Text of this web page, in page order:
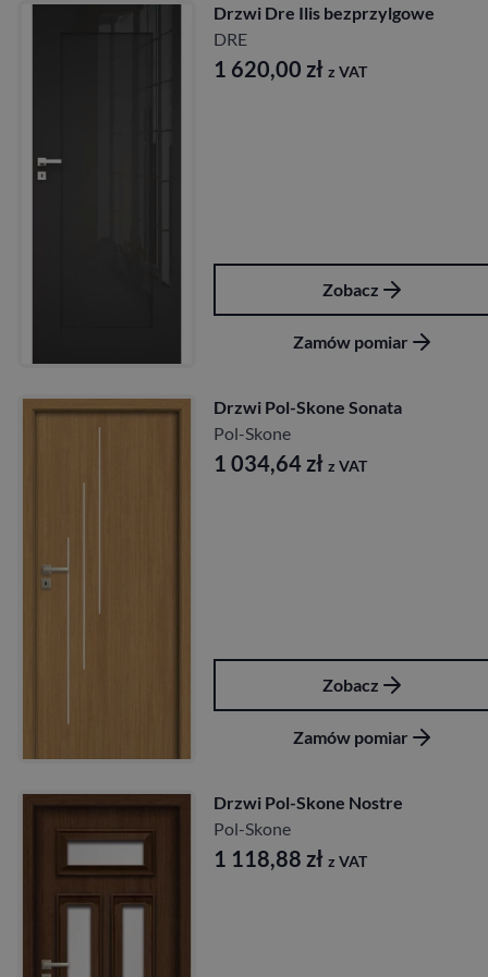
Drzwi Dre Ilis bezprzylgowe
DRE
1 620,00 zł z VAT
Zobacz
Zamów pomiar
Drzwi Pol-Skone Sonata
Pol-Skone
1 034,64zł z VAT
Zobacz
Zamów pomiar
Drzwi Pol-Skone Nostre
Pol-Skone
1 118,88 zł z VAT